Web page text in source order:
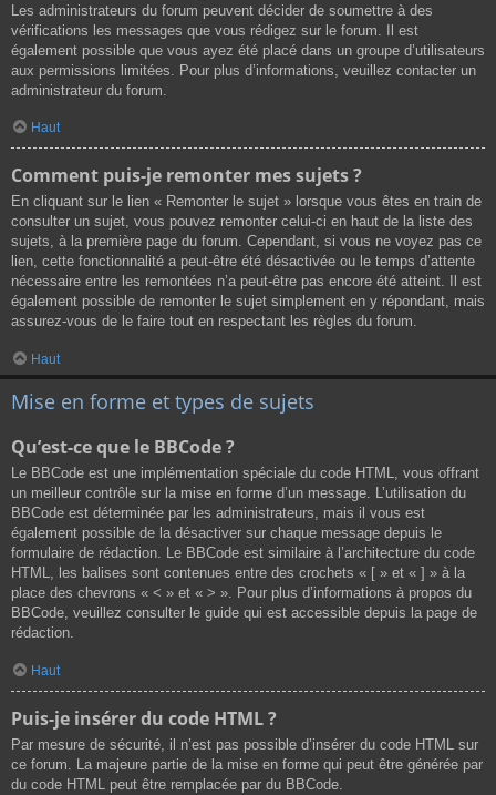
Les administrateurs du forum peuvent décider de soumettre à des
vérifications les messages que vous rédigez sur le forum. Il est
également possible que vous ayez été placé dans un groupe d’utilisateurs
aux permissions limitées. Pour plus d’informations, veuillez contacter un
administrateur du forum.
Haut
Comment puis-je remonter mes sujets ?
En cliquant sur le lien « Remonter le sujet » lorsque vous êtes en train de
consulter un sujet, vous pouvez remonter celui-ci en haut de la liste des
sujets, à la première page du forum. Cependant, si vous ne voyez pas ce
lien, cette fonctionnalité a peut-être été désactivée ou le temps d’attente
nécessaire entre les remontées n’a peut-être pas encore été atteint. Il est
également possible de remonter le sujet simplement en y répondant, mais
assurez-vous de le faire tout en respectant les règles du forum.
Haut
Mise en forme et types de sujets
Qu’est-ce que le BBCode ?
Le BBCode est une implémentation spéciale du code HTML, vous offrant
un meilleur contrôle sur la mise en forme d’un message. L’utilisation du
BBCode est déterminée par les administrateurs, mais il vous est
également possible de la désactiver sur chaque message depuis le
formulaire de rédaction. Le BBCode est similaire à l’architecture du code
HTML, les balises sont contenues entre des crochets « [ » et « ] » à la
place des chevrons « < » et « > ». Pour plus d’informations à propos du
BBCode, veuillez consulter le guide qui est accessible depuis la page de
rédaction.
Haut
Puis-je insérer du code HTML ?
Par mesure de sécurité, il n’est pas possible d’insérer du code HTML sur
ce forum. La majeure partie de la mise en forme qui peut être générée par
du code HTML peut être remplacée par du BBCode.